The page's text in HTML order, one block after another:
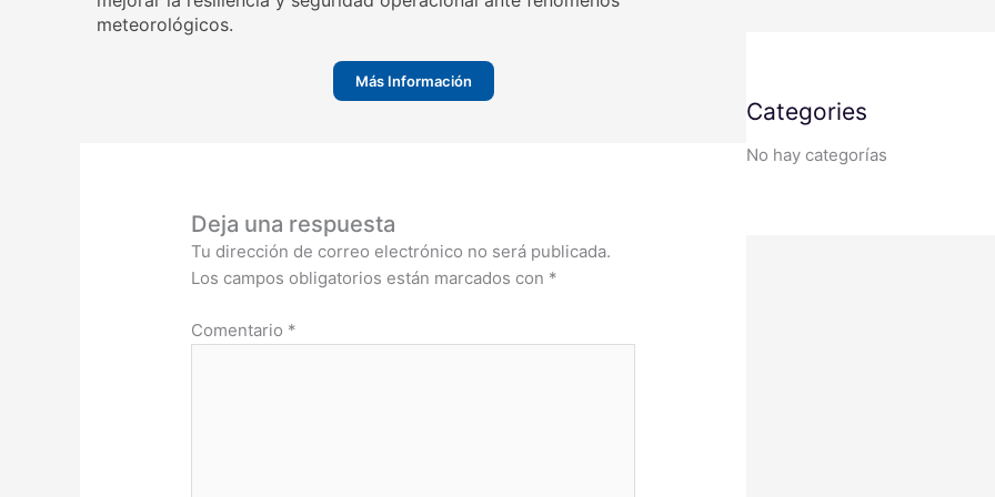
meteorológicos.
Más Información
Deja una respuesta
Tu dirección de correo electrónico no será publicada.
Los campos obligatorios están marcados con *
Comentario *
Categories
No hay categorías